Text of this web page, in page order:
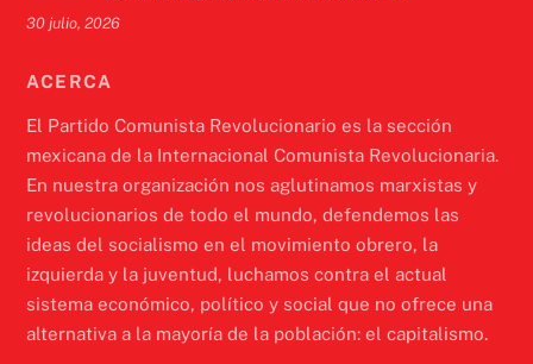
30 julio, 2026
ACERCA
El Partido Comunista Revolucionario es la sección
mexicana de la Internacional Comunista Revolucionaria.
En nuestra organización nos aglutinamos marxistas y
revolucionarios de todo el mundo, defendemos las
ideas del socialismo en el movimiento obrero, la
izquierda y la juventud, luchamos contra el actual
sistema económico, político y social que no ofrece una
alternativa a la mayoría de la población: el capitalismo.